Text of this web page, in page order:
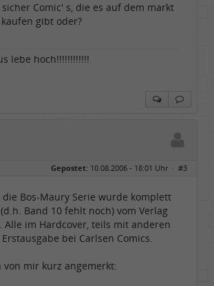
Comic' s, die es auf dem markt
gibt oder?
lebe hoch!!!!!!!!!!!!
Gepostet: 10.08.2006 - 18:01 Uhr · #3
die Bos-Maury Serie wurde komplett
Band 10 fehlt noch) vom Verlag
Alle im Hardcover, teils mit anderen
bei Carlsen Comics.
von mir kurz angemerkt: